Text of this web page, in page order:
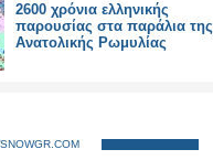
2600 χρόνια ελληνικής
παρουσίας στα παράλια της
Ανατολικής Ρωμυλίας